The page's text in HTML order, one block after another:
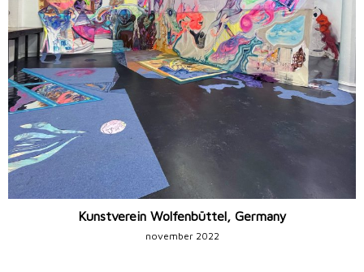
Kunstverein Wolfenbüttel, Germany
november 2022